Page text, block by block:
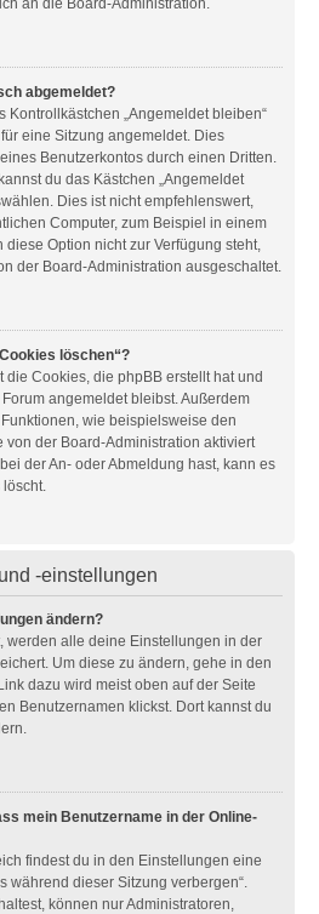
an die Board-Administration.
abgemeldet?
Kontrollkästchen „Angemeldet bleiben“
eine Sitzung angemeldet. Dies
Benutzerkontos durch einen Dritten.
du das Kästchen „Angemeldet
Dies ist nicht empfehlenswert,
Computer, zum Beispiel in einem
diese Option nicht zur Verfügung steht,
der Board-Administration ausgeschaltet.
löschen“?
die Cookies, die phpBB erstellt hat und
angemeldet bleibst. Außerdem
wie beispielsweise den
von der Board-Administration aktiviert
der An- oder Abmeldung hast, kann es
löscht.
-einstellungen
ändern?
werden alle deine Einstellungen in der
Um diese zu ändern, gehe in den
dazu wird meist oben auf der Seite
Benutzernamen klickst. Dort kannst du
mein Benutzername in der Online-
findest du in den Einstellungen eine
während dieser Sitzung verbergen“.
können nur Administratoren,